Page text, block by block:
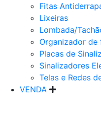
Fitas
Lixeiras
Lombada/
Organizador de
Placas de
Sinalizadores
Telas e Redes
VENDA